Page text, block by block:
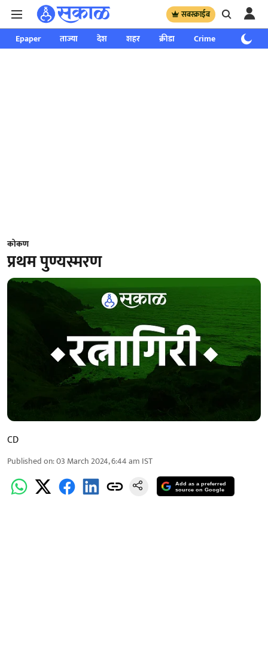
सबस्क्राईब
Epaper ताज्या देश शहर क्रीडा Crime साप्ताहिक
कोकण
प्रथम पुण्यस्मरण
CD
Published on:03 March 2024, 6:44 am IST
Add as a preferred
source on Google